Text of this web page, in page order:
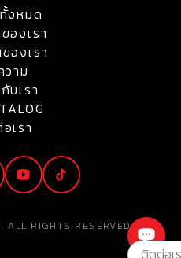
งหมด
องเรา
องเรา
าม
บเรา
เรา
ALL RIGHTS RESERVED.
ติดต่อเ